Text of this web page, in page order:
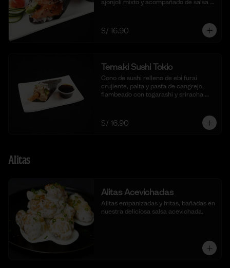
ajonjolí mixto y acompañado de salsa
S/ 16.90
Temaki Sushi Tokio
Cono de sushi relleno de ebi furai
crujiente, palta y pasta de cangrejo,
flambeado con togarashi y sriracha
S/ 16.90
Alitas
Alitas Acevichadas
Alitas empanizadas y fritas, bañadas en
nuestra deliciosa salsa acevichada.